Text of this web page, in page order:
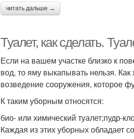
читать дальше →
Туалет, как сделать.
Если на вашем участке близко к
вод, то яму выкапывать нельзя.
возведение сооружения, которое
К таким уборным относятся:
био- или химический туалет;пудр-
Каждая из этих уборных обладает